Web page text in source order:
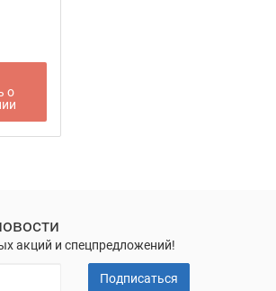
о
акций и спецпредложений!
Подписаться